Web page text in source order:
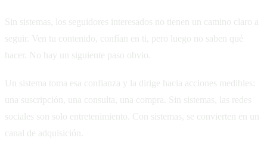
Sin sistemas, los seguidores interesados no tienen un camino claro a
seguir. Ven tu contenido, confían en ti, pero luego no saben qué
hacer. No hay un siguiente paso obvio.
Un sistema toma esa confianza y la dirige hacia acciones medibles:
una suscripción, una consulta, una compra. Sin sistemas, las redes
sociales son solo entretenimiento. Con sistemas, se convierten en un
canal de adquisición.